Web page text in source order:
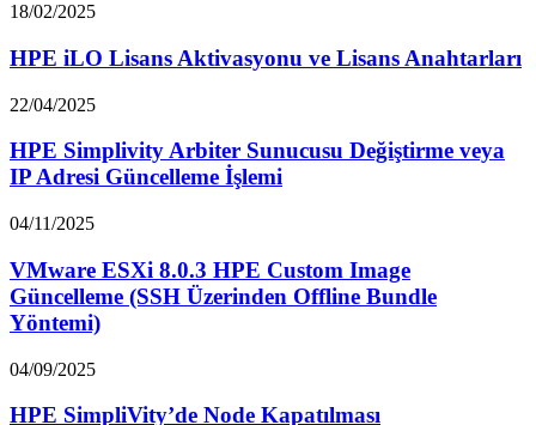
18/02/2025
HPE iLO Lisans Aktivasyonu ve Lisans Anahtarları
22/04/2025
HPE Simplivity Arbiter Sunucusu Değiştirme veya
IP Adresi Güncelleme İşlemi
04/11/2025
VMware ESXi 8.0.3 HPE Custom Image
Güncelleme (SSH Üzerinden Offline Bundle
Yöntemi)
04/09/2025
HPE SimpliVity’de Node Kapatılması